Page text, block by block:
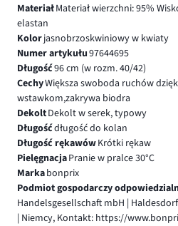
MateriałMateriał wierzchni: 95%
elastan
Kolorjasnobrzoskwiniowy w kwiaty
Numer artykułu97644695
Długość96 cm (w rozm. 40/42)
CechyWiększa swoboda ruchów
wstawkom,zakrywa biodra
DekoltDekolt w serek, typowy
Długośćdługość do kolan
Długość rękawówKrótki rękaw
PielęgnacjaPranie w pralce 30°C
Markabonprix
Podmiot gospodarczy
Handelsgesellschaft mbH |
| Niemcy, Kontakt: https://